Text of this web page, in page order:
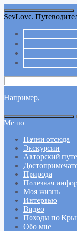
SevLove.
Например,
Меню
Начни отсюда
Экскурсии
Авторский
Природа
Полезная
Моя жизнь
Интервью
Видео
Походы по
Обо мне